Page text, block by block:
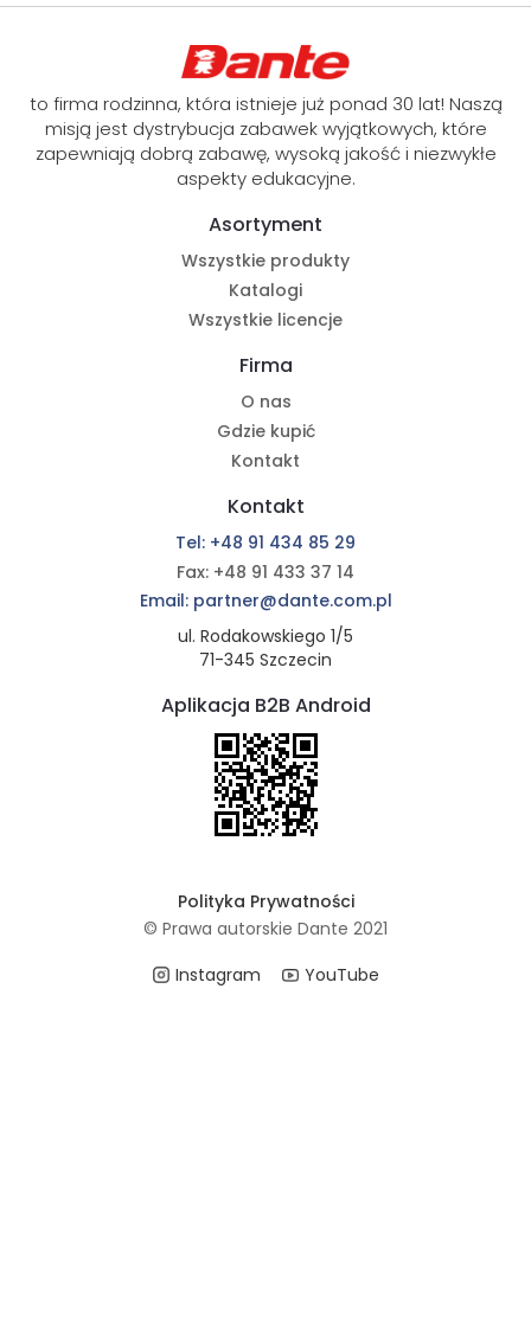
to firma rodzinna, która istnieje już ponad 30 lat! Naszą
misją jest dystrybucja zabawek wyjątkowych, które
zapewniają dobrą zabawę, wysoką jakość i niezwykłe
aspekty edukacyjne.
Asortyment
Wszystkie produkty
Katalogi
Wszystkie licencje
Firma
O nas
Gdzie kupić
Kontakt
Kontakt
Tel: +48 91 434 85 29
Fax: +48 91 433 37 14
Email: partner@dante.com.pl
ul. Rodakowskiego 1/5
71-345 Szczecin
Aplikacja B2B Android
Polityka Prywatności
© Prawa autorskie Dante 2021
Instagram
YouTube